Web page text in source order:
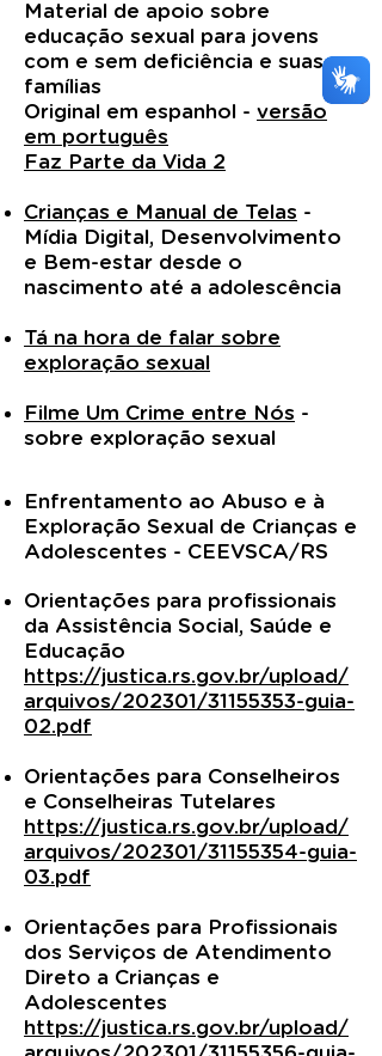
Material de apoio sobre
educação sexual para jovens
com e sem deficiência e suas
famílias
Original em espanhol - versão
em português
Faz Parte da Vida 2
Crianças e Manual de Telas -
Mídia Digital, Desenvolvimento
e Bem-estar desde o
nascimento até a adolescência
Tá na hora de falar sobre
exploração sexual
Filme Um Crime entre Nós -
sobre exploração sexual
Enfrentamento ao Abuso e à
Exploração Sexual de Crianças e
Adolescentes - CEEVSCA/RS
Orientações para profissionais
da Assistência Social, Saúde e
Educação
https://justica.rs.gov.br/upload/
arquivos/202301/31155353-guia-
02.pdf
Orientações para Conselheiros
e Conselheiras Tutelares
https://justica.rs.gov.br/upload/
arquivos/202301/31155354-guia-
03.pdf
Orientações para Profissionais
dos Serviços de Atendimento
Direto a Crianças e
Adolescentes
https://justica.rs.gov.br/upload/